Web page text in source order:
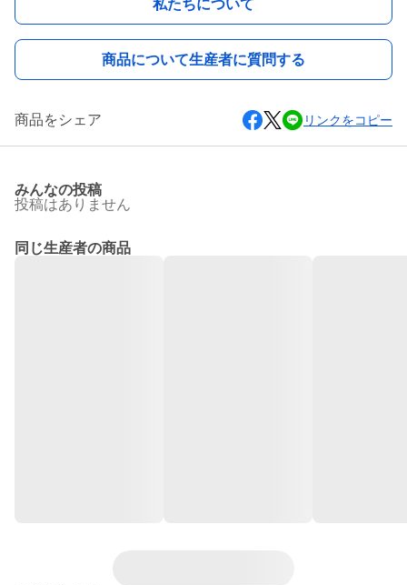
私たちについて
商品について生産者に質問する
商品をシェア リンクをコピー
みんなの投稿
投稿はありません
同じ生産者の商品